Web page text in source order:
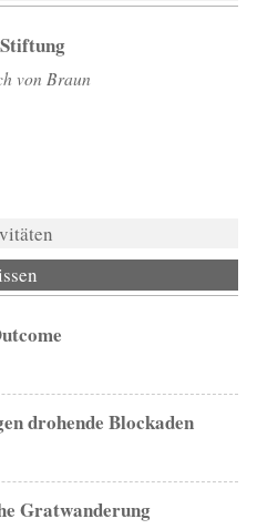
von Braun
drohende Blockaden
Gratwanderung